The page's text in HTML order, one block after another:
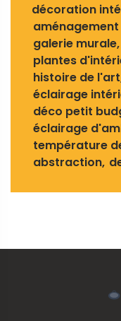
décoration
galerie murale
plantes
histoire de l'art
éclairage
déco petit
éclairage
température
abstraction